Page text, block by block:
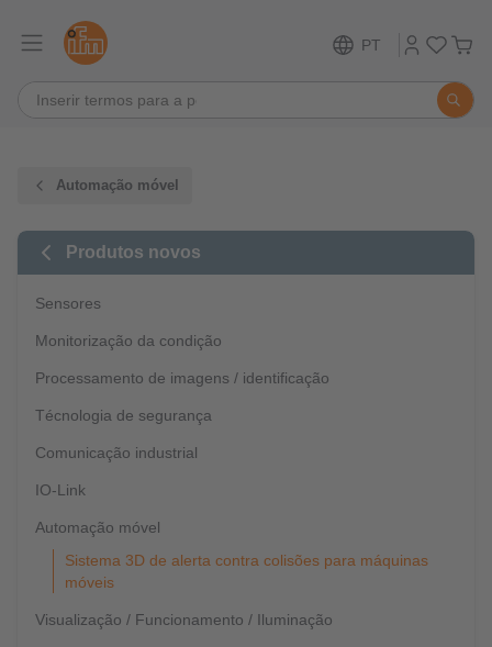
PT
Automação móvel
Produtos novos
Sensores
Monitorização da condição
Processamento de imagens / identificação
Técnologia de segurança
Comunicação industrial
IO-Link
Automação móvel
Sistema 3D de alerta contra colisões para máquinas
móveis
Visualização / Funcionamento / Iluminação